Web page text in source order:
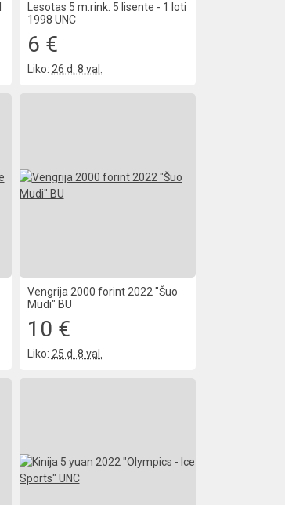
Lesotas 5 m.rink. 5 lisente - 1 loti
1998 UNC
6 €
Liko: 26 d. 8 val.
Vengrija 2000 forint 2022 "Šuo
Mudi" BU
10 €
Liko: 25 d. 8 val.